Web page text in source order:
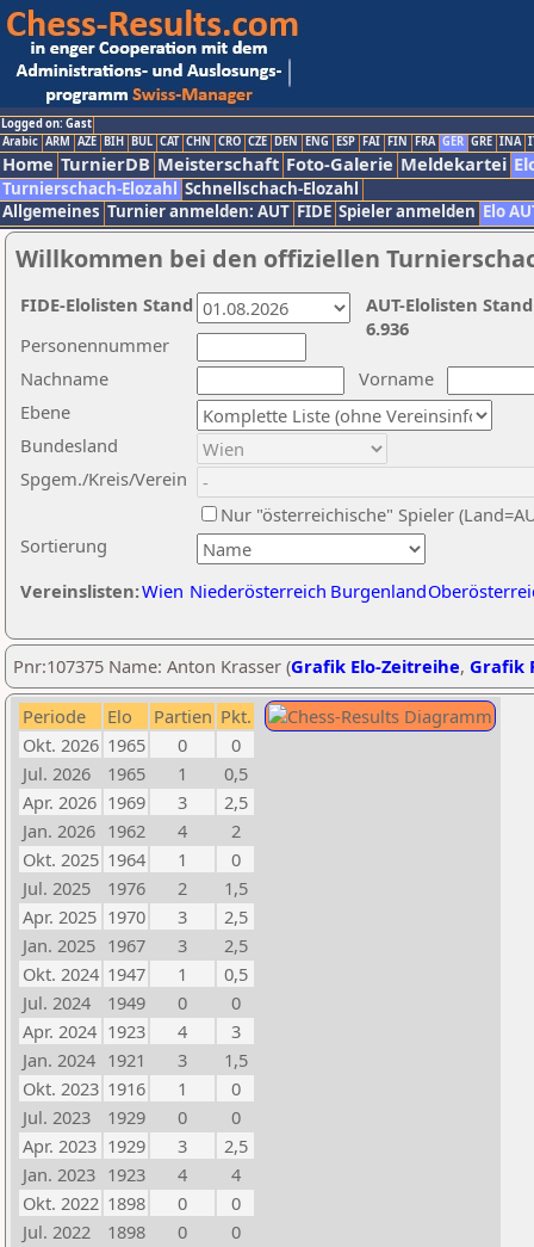
Logged on: Gast
Arabic ARM AZE BIH BUL CAT CHN CRO CZE DEN ENG ESP FAI FIN FRA GER GRE INA
Home TurnierDB Meisterschaft Foto-Galerie Meldekartei
Turnierschach-Elozahl Schnellschach-Elozahl
Allgemeines Turnier anmelden: AUT FIDE Spieler anmelden Elo
Willkommen bei den offiziellen
Nachname
Vorname
Ebene
Sortierung
Personennummer
Bundesland
Spgem./Kreis/Verein
Nur "österreichische" Spieler
Vereinslisten:Wien Niederösterreich Burgenland
AUT-Elolisten
6.936
FIDE-Elolisten Stand
Pnr:107375 Name: Anton Krasser (Grafik Elo-Zeitreihe, Grafik
Periode Elo Partien Pkt.
Okt. 2026 1965 0
0
Jul. 2026
1965 1
0,5
Apr. 2026 1969 3
2,5
Jan. 2026 1962 4
2
Okt. 2025 1964 1
0
Jul. 2025
1976 2
1,5
Apr. 2025 1970 3
2,5
Jan. 2025 1967 3
2,5
Okt. 2024 1947 1
0,5
Jul. 2024
1949 0
0
Apr. 2024 1923 4
3
Jan. 2024 1921 3
1,5
Okt. 2023 1916 1
0
Jul. 2023
1929 0
0
Apr. 2023 1929 3
2,5
Jan. 2023 1923 4
4
Okt. 2022 1898 0
0
Jul. 2022
1898 0
0